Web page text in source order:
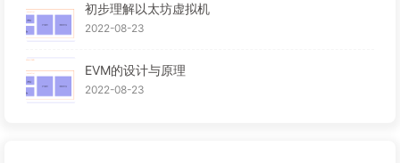
初步理解以太坊虚拟机
2022-08-23
EVM的设计与原理
2022-08-23